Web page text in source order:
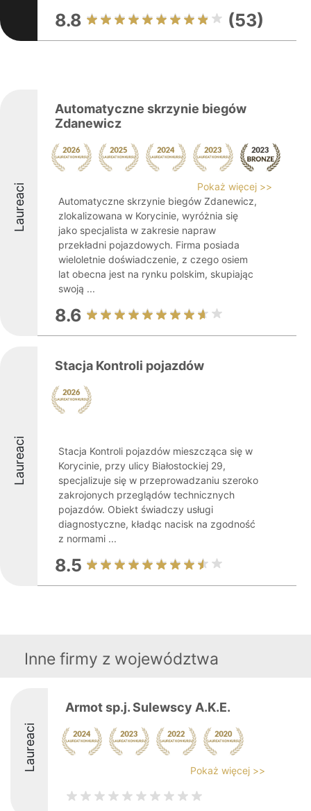
8.8 (53)
Laureaci
Automatyczne skrzynie biegów
Zdanewicz
Pokaż więcej >>
Automatyczne skrzynie biegów Zdanewicz,
zlokalizowana w Korycinie, wyróżnia się
jako specjalista w zakresie napraw
przekładni pojazdowych. Firma posiada
wieloletnie doświadczenie, z czego osiem
lat obecna jest na rynku polskim, skupiając
swoją ...
8.6
Laureaci
Stacja Kontroli pojazdów
Stacja Kontroli pojazdów mieszcząca się w
Korycinie, przy ulicy Białostockiej 29,
specjalizuje się w przeprowadzaniu szeroko
zakrojonych przeglądów technicznych
pojazdów. Obiekt świadczy usługi
diagnostyczne, kładąc nacisk na zgodność
z normami ...
8.5
Inne firmy z województwa
Laureaci
Armot sp.j. Sulewscy A.K.E.
Pokaż więcej >>